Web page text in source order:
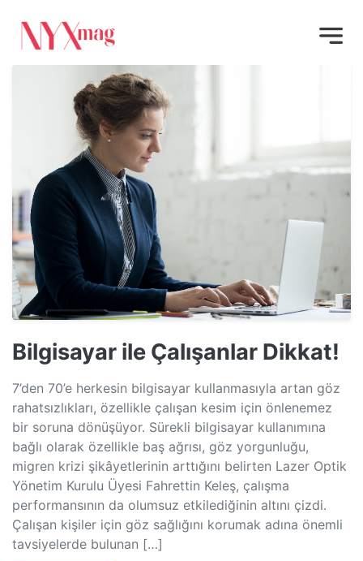
Bilgisayar ile Çalışanlar Dikkat!
7’den 70’e herkesin bilgisayar kullanmasıyla artan göz
rahatsızlıkları, özellikle çalışan kesim için önlenemez
bir soruna dönüşüyor. Sürekli bilgisayar kullanımına
bağlı olarak özellikle baş ağrısı, göz yorgunluğu,
migren krizi şikâyetlerinin arttığını belirten Lazer Optik
Yönetim Kurulu Üyesi Fahrettin Keleş, çalışma
performansının da olumsuz etkilediğinin altını çizdi.
Çalışan kişiler için göz sağlığını korumak adına önemli
tavsiyelerde bulunan […]